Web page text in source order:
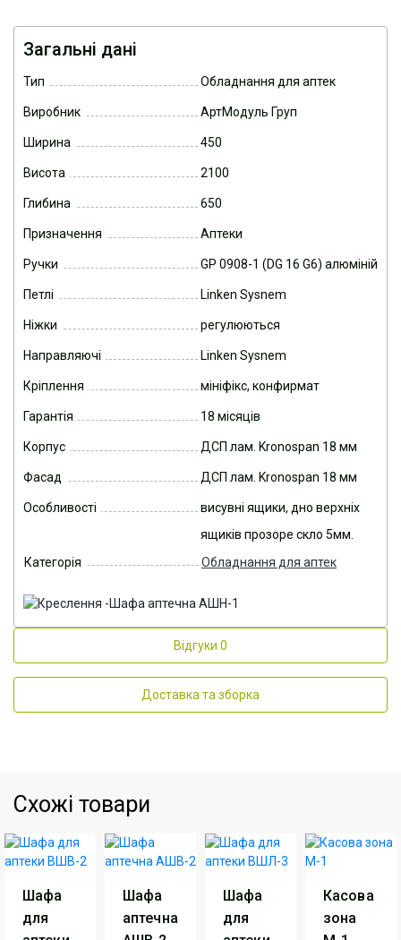
Загальні дані
Тип Обладнання для аптек
Виробник АртМодуль Груп
Ширина 450
Висота 2100
Глибина 650
Призначення Аптеки
Ручки GP 0908-1 (DG 16 G6) алюміній
Петлі Linken Sysnem
Ніжки регулюються
Направляючі Linken Sysnem
Кріплення мініфікс, конфирмат
Гарантія 18 місяців
Корпус ДСП лам. Kronospan 18 мм
Фасад ДСП лам. Kronospan 18 мм
Особливості
висувні ящики, дно верхніх
ящиків прозоре скло 5мм.
Категорія
Обладнання для аптек
Відгуки 0
Доставка та зборка
Схожі товари
Шафа
для
Шафа
аптечна
Шафа
для
Касова
зона